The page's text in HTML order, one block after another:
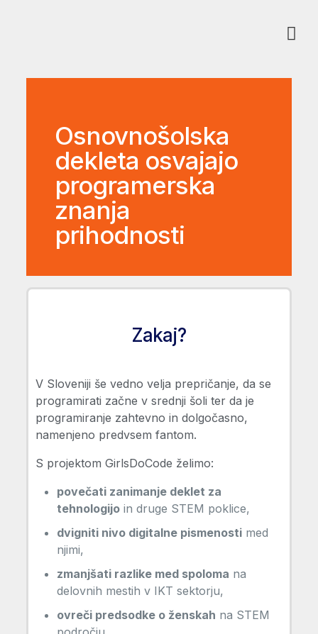
Osnovnošolska
dekleta osvajajo
programerska
znanja
prihodnosti
Zakaj?
V Sloveniji še vedno velja prepričanje, da se
programirati začne v srednji šoli ter da je
programiranje zahtevno in dolgočasno,
namenjeno predvsem fantom.
S projektom GirlsDoCode želimo:
povečati zanimanje deklet za
tehnologijoin druge STEM poklice,
dvigniti nivo digitalne pismenostimed
njimi,
zmanjšati razlike med spoloma na
delovnih mestih v IKT sektorju,
ovreči predsodke o ženskah na STEM